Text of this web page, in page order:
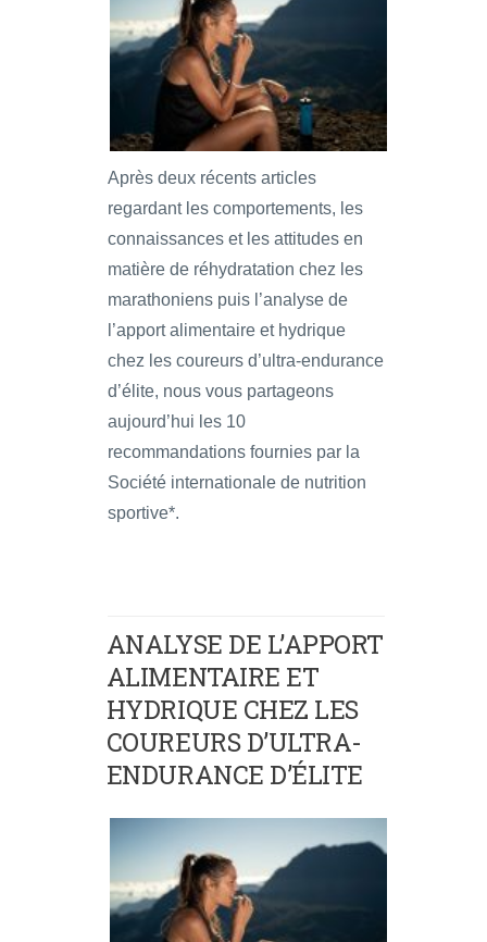
Après deux récents articles
regardant les comportements, les
connaissances et les attitudes en
matière de réhydratation chez les
marathoniens puis l’analyse de
l’apport alimentaire et hydrique
chez les coureurs d’ultra-endurance
d’élite, nous vous partageons
aujourd’hui les 10
recommandations fournies par la
Société internationale de nutrition
sportive*.
ANALYSE DE L’APPORT
ALIMENTAIRE ET
HYDRIQUE CHEZ LES
COUREURS D’ULTRA-
ENDURANCE D’ÉLITE